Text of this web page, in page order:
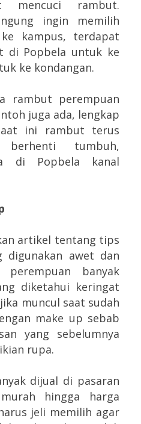
rambut.
ingin memilih
kampus, terdapat
di Popbela untuk ke
ke kondangan.
rambut perempuan
juga ada, lengkap
ini rambut terus
berhenti tumbuh,
di Popbela kanal
artikel tentang tips
digunakan awet dan
banyak
diketahui keringat
muncul saat sudah
make up sebab
yang sebelumnya
rupa.
dijual di pasaran
hingga harga
jeli memilih agar